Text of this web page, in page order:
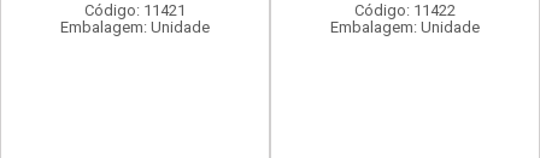
Código: 11421
Embalagem: Unidade
Código: 11422
Embalagem: Unidade